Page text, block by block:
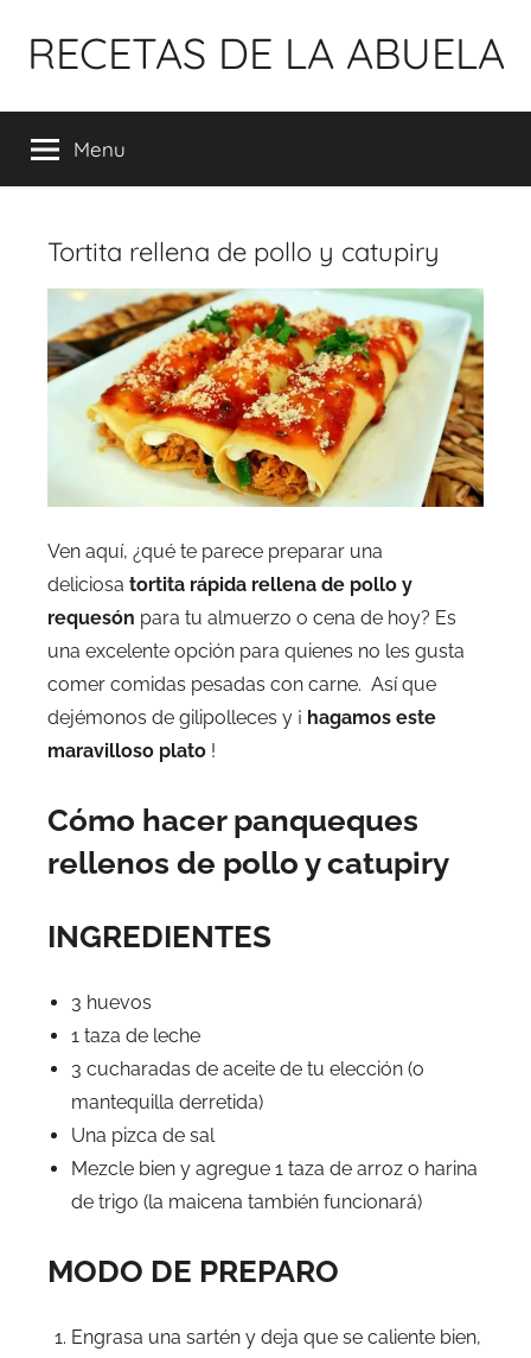
para
conteúdo
RECETAS DE LA ABUELA
Menu
Tortita rellena de pollo y catupiry
Ven aquí, ¿qué te parece preparar una
deliciosa tortita rápida rellena de pollo y
requesón para tu almuerzo o cena de hoy? Es
una excelente opción para quienes no les gusta
comer comidas pesadas con carne. Así que
dejémonos de gilipolleces y ¡ hagamos este
maravilloso plato !
Cómo hacer panqueques
rellenos de pollo y catupiry
INGREDIENTES
3 huevos
1 taza de leche
3 cucharadas de aceite de tu elección (o
mantequilla derretida)
Una pizca de sal
Mezcle bien y agregue 1 taza de arroz o harina
de trigo (la maicena también funcionará)
MODO DE PREPARO
Engrasa una sartén y deja que se caliente bien,